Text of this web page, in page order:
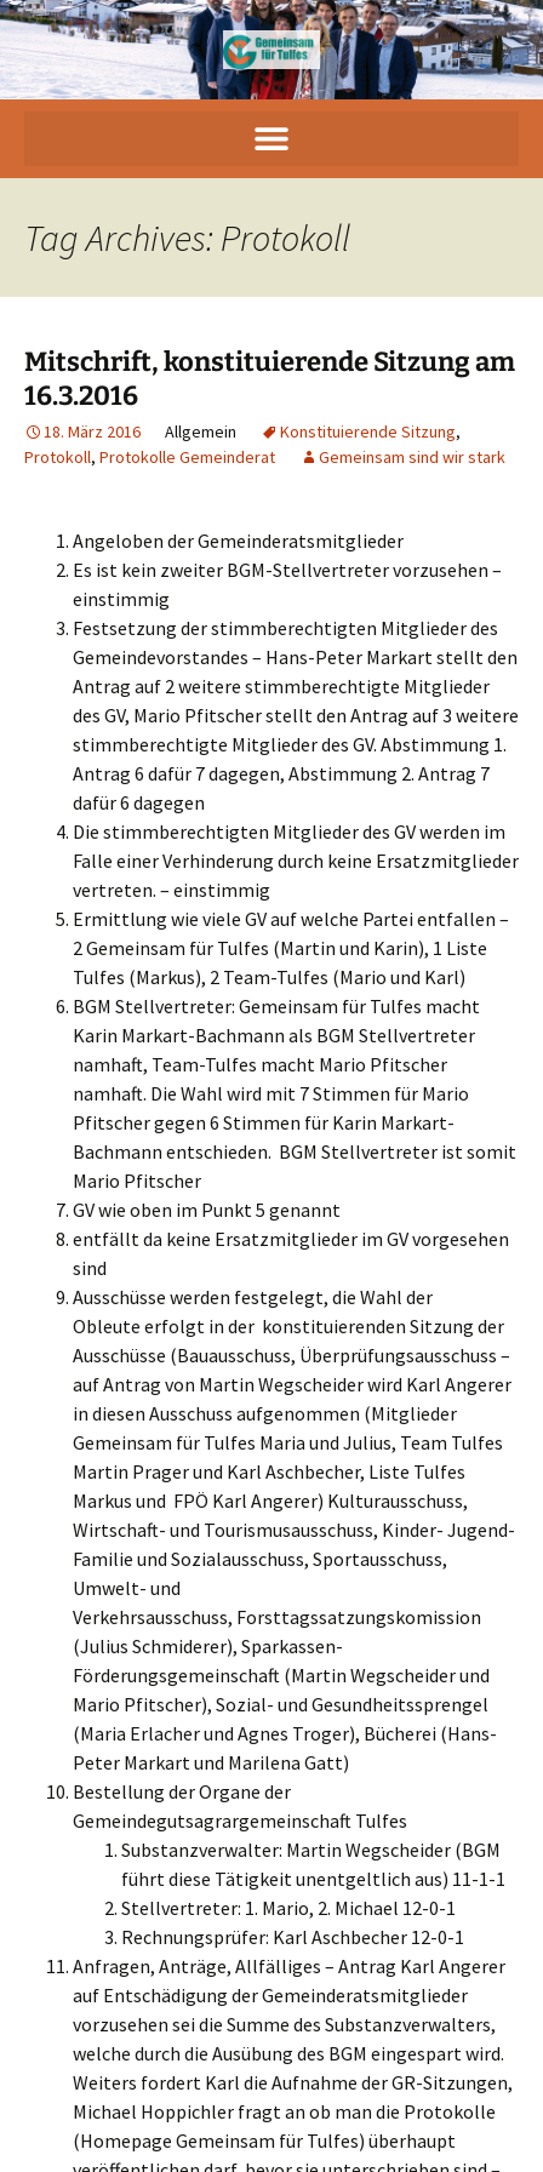
Tag Archives: Protokoll
Mitschrift, konstituierende Sitzung am
16.3.2016
18. März 2016 Allgemein Konstituierende Sitzung,
Protokoll, Protokolle Gemeinderat Gemeinsam sind wir stark
Angeloben der Gemeinderatsmitglieder
Es ist kein zweiter BGM-Stellvertreter vorzusehen –
einstimmig
Festsetzung der stimmberechtigten Mitglieder des
Gemeindevorstandes – Hans-Peter Markart stellt den
Antrag auf 2 weitere stimmberechtigte Mitglieder
des GV, Mario Pfitscher stellt den Antrag auf 3 weitere
stimmberechtigte Mitglieder des GV. Abstimmung 1.
Antrag 6 dafür 7 dagegen, Abstimmung 2. Antrag 7
dafür 6 dagegen
Die stimmberechtigten Mitglieder des GV werden im
Falle einer Verhinderung durch keine Ersatzmitglieder
vertreten. – einstimmig
Ermittlung wie viele GV auf welche Partei entfallen –
2 Gemeinsam für Tulfes (Martin und Karin), 1 Liste
Tulfes (Markus), 2 Team-Tulfes (Mario und Karl)
BGM Stellvertreter: Gemeinsam für Tulfes macht
Karin Markart-Bachmann als BGM Stellvertreter
namhaft, Team-Tulfes macht Mario Pfitscher
namhaft. Die Wahl wird mit 7 Stimmen für Mario
Pfitscher gegen 6 Stimmen für Karin Markart-
Bachmann entschieden. BGM Stellvertreter ist somit
Mario Pfitscher
GV wie oben im Punkt 5 genannt
entfällt da keine Ersatzmitglieder im GV vorgesehen
sind
Ausschüsse werden festgelegt, die Wahl der
Obleute erfolgt in der konstituierenden Sitzung der
Ausschüsse (Bauausschuss, Überprüfungsausschuss –
auf Antrag von Martin Wegscheider wird Karl Angerer
in diesen Ausschuss aufgenommen (Mitglieder
Gemeinsam für Tulfes Maria und Julius, Team Tulfes
Martin Prager und Karl Aschbecher, Liste Tulfes
Markus und FPÖ Karl Angerer) Kulturausschuss,
Wirtschaft- und Tourismusausschuss, Kinder- Jugend-
Familie und Sozialausschuss, Sportausschuss,
Umwelt- und
Verkehrsausschuss, Forsttagssatzungskomission
(Julius Schmiderer), Sparkassen-
Förderungsgemeinschaft (Martin Wegscheider und
Mario Pfitscher), Sozial- und Gesundheitssprengel
(Maria Erlacher und Agnes Troger), Bücherei (Hans-
Peter Markart und Marilena Gatt)
Bestellung der Organe der
Gemeindegutsagrargemeinschaft Tulfes
Substanzverwalter: Martin Wegscheider (BGM
führt diese Tätigkeit unentgeltlich aus) 11-1-1
Stellvertreter: 1. Mario, 2. Michael 12-0-1
Rechnungsprüfer: Karl Aschbecher 12-0-1
Anfragen, Anträge, Allfälliges – Antrag Karl Angerer
auf Entschädigung der Gemeinderatsmitglieder
vorzusehen sei die Summe des Substanzverwalters,
welche durch die Ausübung des BGM eingespart wird.
Weiters fordert Karl die Aufnahme der GR-Sitzungen,
Michael Hoppichler fragt an ob man die Protokolle
(Homepage Gemeinsam für Tulfes) überhaupt